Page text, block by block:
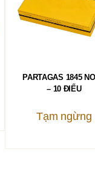
PARTAGAS 1845
– 10 ĐIẾU
Tạm ngừng